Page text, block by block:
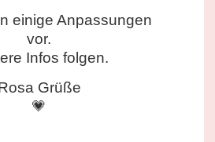
einige Anpassungen
vor.
Infos folgen.
Grüße
💗